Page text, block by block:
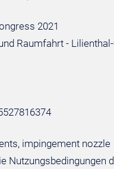
2021
Raumfahrt - Lilienthal-
impingement nozzle
Nutzungsbedingungen